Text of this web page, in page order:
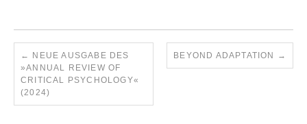
←
NEUE AUSGABE DES
»ANNUAL REVIEW OF
CRITICAL PSYCHOLOGY«
(2024)
BEYOND ADAPTATION →